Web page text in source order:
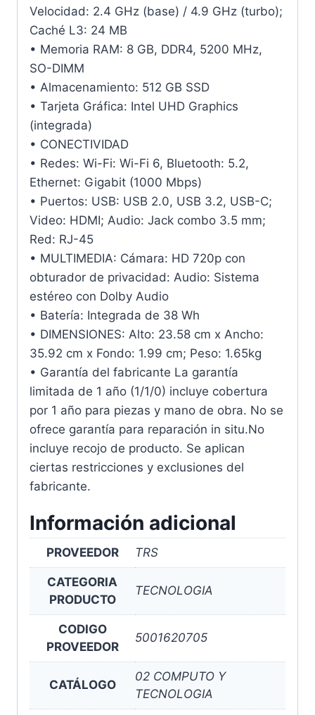
Velocidad: 2.4 GHz (base) / 4.9 GHz (turbo);
Caché L3: 24 MB
• Memoria RAM: 8 GB, DDR4, 5200 MHz,
SO-DIMM
• Almacenamiento: 512 GB SSD
• Tarjeta Gráfica: Intel UHD Graphics
(integrada)
• CONECTIVIDAD
• Redes: Wi-Fi: Wi-Fi 6, Bluetooth: 5.2,
Ethernet: Gigabit (1000 Mbps)
• Puertos: USB: USB 2.0, USB 3.2, USB-C;
Video: HDMI; Audio: Jack combo 3.5 mm;
Red: RJ-45
• MULTIMEDIA: Cámara: HD 720p con
obturador de privacidad: Audio: Sistema
estéreo con Dolby Audio
• Batería: Integrada de 38 Wh
• DIMENSIONES: Alto: 23.58 cm x Ancho:
35.92 cm x Fondo: 1.99 cm; Peso: 1.65kg
• Garantía del fabricante La garantía
limitada de 1 año (1/1/0) incluye cobertura
por 1 año para piezas y mano de obra. No se
ofrece garantía para reparación in situ.No
incluye recojo de producto. Se aplican
ciertas restricciones y exclusiones del
fabricante.
Información adicional
PROVEEDOR TRS
CATEGORIA
PRODUCTO
TECNOLOGIA
CODIGO
PROVEEDOR
5001620705
CATÁLOGO
02 COMPUTO Y
TECNOLOGIA